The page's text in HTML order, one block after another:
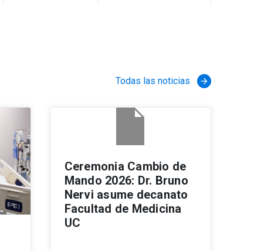
Todas las noticias arrow_forward
Ceremonia Cambio de
Mando 2026: Dr. Bruno
Nervi asume decanato
Facultad de Medicina
UC